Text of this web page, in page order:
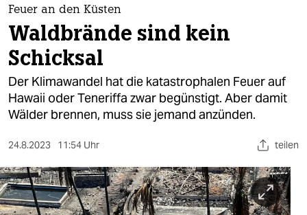
themen
politik
öko
gesellschaft
sport
berlin
Feuer an den Küsten
Waldbrände sind kein
Schicksal
Der Klimawandel hat die katastrophalen Feuer auf
Hawaii oder Teneriffa zwar begünstigt. Aber damit
Wälder brennen, muss sie jemand anzünden.
24.8.2023 11:54 Uhr teilen